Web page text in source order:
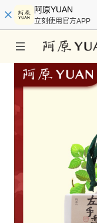
阿原YUAN
立刻使用官方APP